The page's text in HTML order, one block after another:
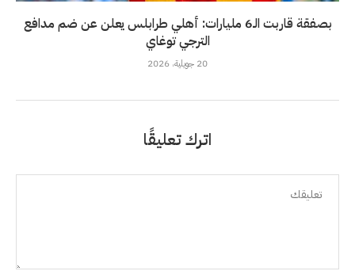
بصفقة قاربت الـ6 مليارات: أهلي طرابلس يعلن عن ضم مدافع
الترجي توغاي
20 جويلية، 2026
اترك تعليقًا